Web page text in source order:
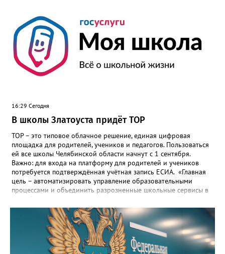
16:29 Сегодня
В школы Златоуста придёт ТОР
ТОР – это типовое облачное решение, единая цифровая
площадка для родителей, учеников и педагогов. Пользоваться
ей все школы Челябинской области начнут с 1 сентября.
Важно: для входа на платформу для родителей и учеников
потребуется подтверждённая учётная запись ЕСИА. «Главная
цель – автоматизировать управление образовательными
процессами и объединить разрозненные школьные сервисы в
региональном министерстве образования. - Платформа ТОР
“Моя школа” объединит все школьные сервисы в единую
безопасную государственную экосистему. Предполагается, что
переход пройдёт максимально комфортно для пользователей».
Привычные функции - оценки, расписание, домашние задания,